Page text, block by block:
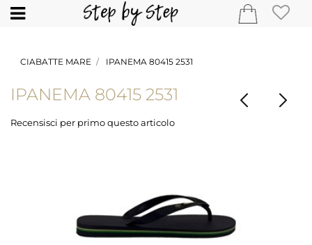
Open
CIABATTE MARE IPANEMA 80415 2531
IPANEMA 80415 2531
Recensisci per primo questo articolo